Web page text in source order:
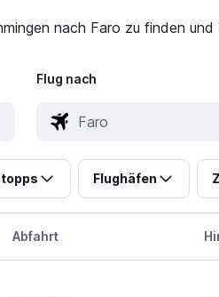
nach Faro zu finden
Flug nach
Flughäfen
Abfahrt